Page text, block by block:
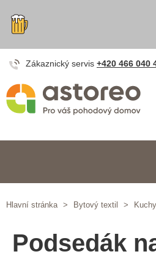
Zákaznický servis +420 466 040
Hlavní stránka > Bytový textil >
Podsedák